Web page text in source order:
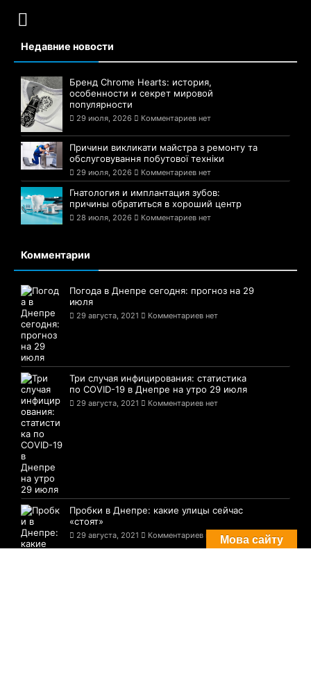
Недавние новости
Бренд Chrome Hearts: история,
особенности и секрет мировой
популярности
29 июля, 2026 Комментариев нет
Причини викликати майстра з ремонту та
обслуговування побутової техніки
29 июля, 2026 Комментариев нет
Гнатология и имплантация зубов:
причины обратиться в хороший центр
28 июля, 2026 Комментариев нет
Комментарии
Погода в Днепре сегодня: прогноз на 29
июля
29 августа, 2021 Комментариев нет
Три случая инфицирования: статистика
по COVID-19 в Днепре на утро 29 июля
29 августа, 2021 Комментариев нет
Пробки в Днепре: какие улицы сейчас
«стоят»
29 августа, 2021 Комментариев нет Мова сайту